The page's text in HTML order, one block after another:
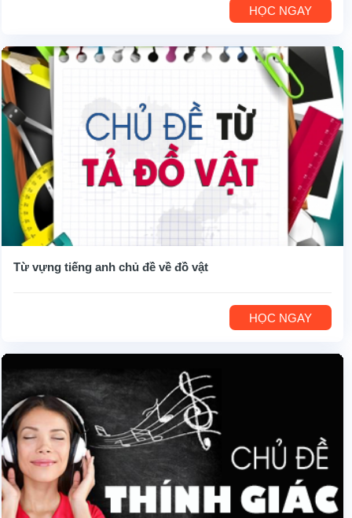
HỌC NGAY
Từ vựng tiếng anh chủ đề về đồ vật
HỌC NGAY